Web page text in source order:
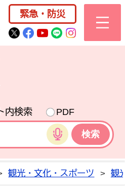
桜川市公式ホー
緊急・防災
桜川市公式Twitter
桜川市公式
桜川市公式
桜川市公式
内検索
PDF
音声検索
観光・文化・スポーツ > 観